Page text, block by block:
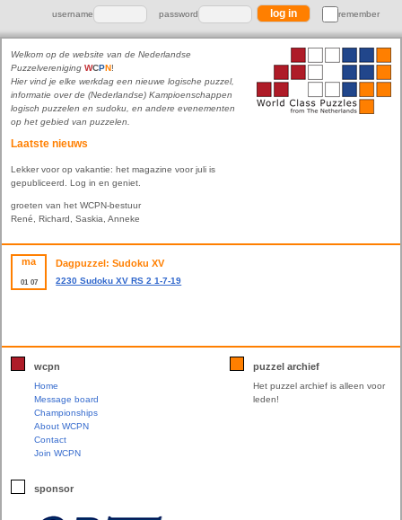
username password remember
Welkom op de website van de Nederlandse
Puzzelvereniging WCPN!
Hier vind je elke werkdag een nieuwe logische puzzel,
informatie over de (Nederlandse) Kampioenschappen
logisch puzzelen en sudoku, en andere evenementen
op het gebied van puzzelen.
Laatste nieuws
Lekker voor op vakantie: het magazine voor juli is
gepubliceerd. Log in en geniet.
groeten van het WCPN-bestuur
René, Richard, Saskia, Anneke
ma
01 07
Dagpuzzel: Sudoku XV
2230 Sudoku XV RS 2 1-7-19
wcpn
Home
Message board
Championships
About WCPN
Contact
Join WCPN
sponsor
puzzel archief
Het puzzel archief is alleen voor
leden!